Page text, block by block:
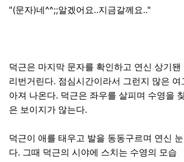
"(문자)네^^;;알겠어요..지금갈께요.."
덕근은 마지막 문자를 확인하고 연신 상기
리번거린다. 점심시간이라서 그런지 많은
아져 나온다. 덕근은 좌우를 살피며 수영을
은 보이지가 않는다.
덕근이 애를 태우고 발을 동동구르며 연신
다. 그때 덕근의 시야에 스치는 수영의 모습